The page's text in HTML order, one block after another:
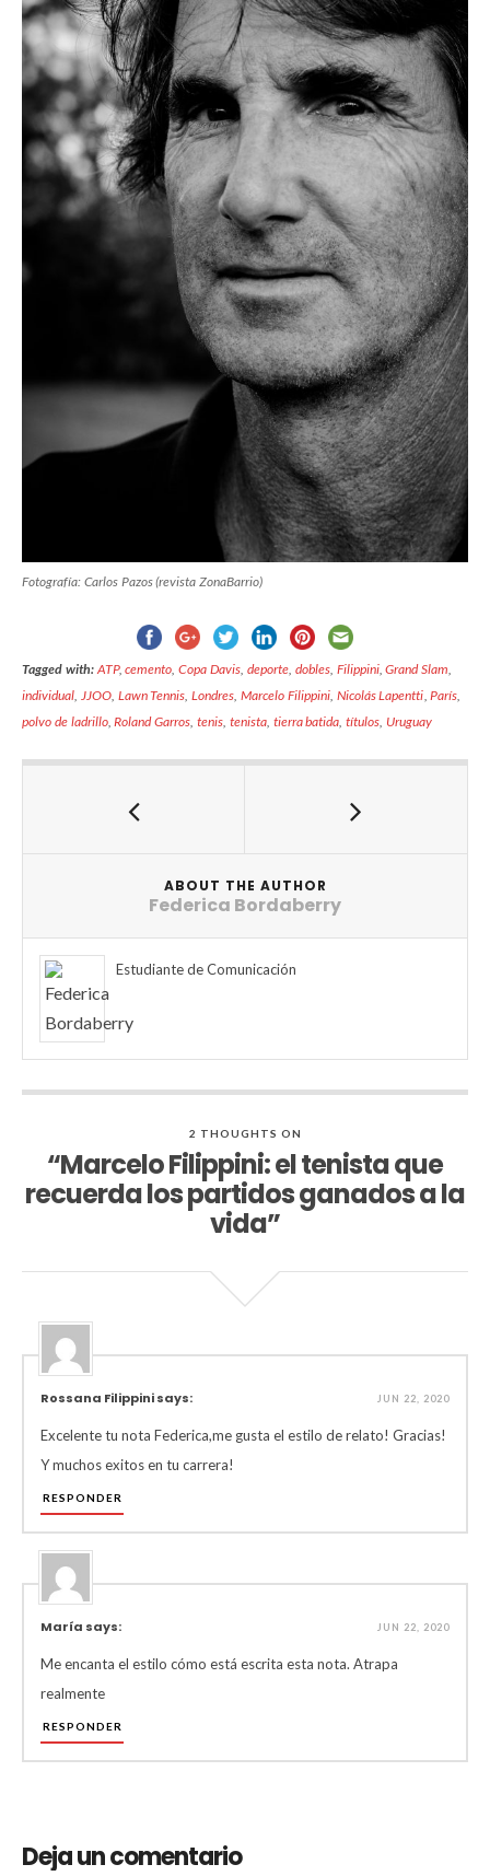
Fotografía: Carlos Pazos (revista ZonaBarrio)
Tagged with:ATP,cemento,Copa Davis, deporte, dobles, Filippini,Grand Slam,
individual, JJOO, Lawn Tennis,Londres,Marcelo Filippini, Nicolás Lapentti,París,
polvo de ladrillo,Roland Garros,tenis, tenista, tierra batida,títulos, Uruguay
ABOUT THE AUTHOR
Federica Bordaberry
Estudiante de Comunicación
2 THOUGHTS ON
“Marcelo Filippini: el tenista que
recuerda los partidos ganados a la
vida”
Rossana Filippini says: JUN 22, 2020
Excelente tu nota Federica,me gusta el estilo de relato! Gracias!
Y muchos exitos en tu carrera!
RESPONDER
María says: JUN 22, 2020
Me encanta el estilo cómo está escrita esta nota. Atrapa
realmente
RESPONDER
Deja un comentario